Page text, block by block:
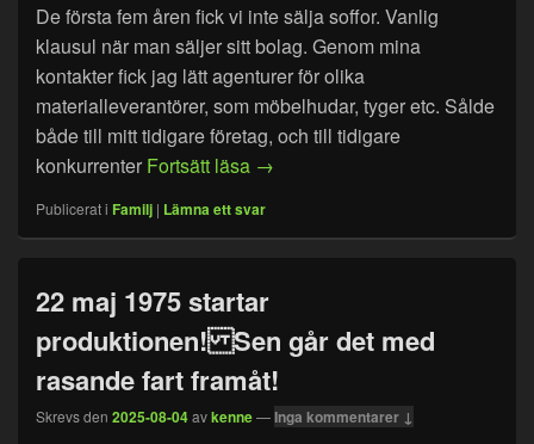
De första fem åren fick vi inte sälja soffor. Vanlig
klausul när man säljer sitt bolag. Genom mina
kontakter fick jag lätt agenturer för olika
materialleverantörer, som möbelhudar, tyger etc. Sålde
både till mitt tidigare företag, och till tidigare
konkurrenter Fortsätt läsa Tiden efter Scapa
→
Publicerat i Familj | Lämna ett svar
22 maj 1975 startar
produktionen! Sen går det med
rasande fart framåt!
Skrevs den 2025-08-04avkenne—Inga kommentarer ↓